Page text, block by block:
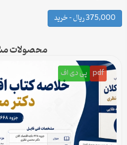
375,000 ریال – خرید
محصولات
pdf پی دی اف